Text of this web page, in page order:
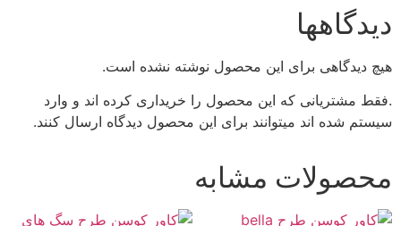
دیدگاهها
هیچ دیدگاهی برای این محصول نوشته نشده است.
.فقط مشتریانی که این محصول را خریداری کرده اند و وارد
سیستم شده اند میتوانند برای این محصول دیدگاه ارسال کنند.
محصولات مشابه